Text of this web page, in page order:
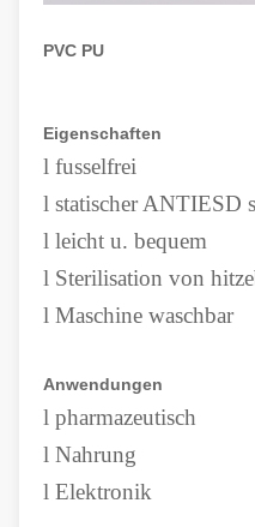
PVC PU
Eigenschaften
l fusselfrei
l statischer ANTIESD
l leicht u. bequem
l Sterilisation von
l Maschine waschbar
Anwendungen
l pharmazeutisch
l Nahrung
l Elektronik